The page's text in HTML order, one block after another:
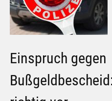
Einspruch gegen